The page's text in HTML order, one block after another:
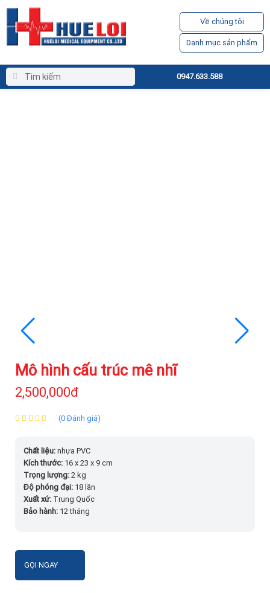
Về chúng tôi
Danh mục sản phẩm
0947.633.588
Mô hình cấu trúc mê nhĩ
2,500,000đ
(0 Đánh giá)
Chất liệu:nhựa PVC
Kích thước: 16 x 23 x 9 cm
Trọng lượng:2 kg
Độ phóng đại: 18 lần
Xuất xứ: Trung Quốc
Bảo hành: 12 tháng
GỌI NGAY